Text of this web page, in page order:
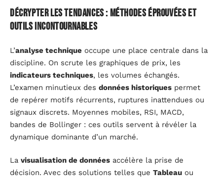
Décrypter les tendances : méthodes éprouvées et
outils incontournables
L’analyse technique occupe une place centrale dans la
discipline. On scrute les graphiques de prix, les
indicateurs techniques, les volumes échangés.
L’examen minutieux des données historiques permet
de repérer motifs récurrents, ruptures inattendues ou
signaux discrets. Moyennes mobiles, RSI, MACD,
bandes de Bollinger : ces outils servent à révéler la
dynamique dominante d’un marché.
La visualisation de données accélère la prise de
décision. Avec des solutions telles que Tableau ou